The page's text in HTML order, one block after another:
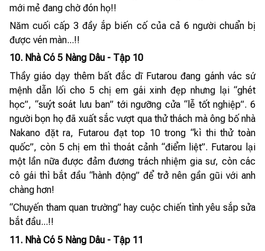
mới mẻ đang chờ đón họ!!
Năm cuối cấp 3 đầy ắp biến cố của cả 6 người chuẩn bị
được vén màn...!!
10. Nhà Có 5 Nàng Dâu - Tập 10
Thầy giáo dạy thêm bất đắc dĩ Futarou đang gánh vác sứ
mệnh dẫn lối cho 5 chị em gái xinh đẹp nhưng lại “ghét
học”, “suýt soát lưu ban” tới ngưỡng cửa “lễ tốt nghiệp”. 6
người bọn họ đã xuất sắc vượt qua thử thách mà ông bố nhà
Nakano đặt ra, Futarou đạt top 10 trong “kì thi thử toàn
quốc”, còn 5 chị em thì thoát cảnh “điểm liệt”. Futarou lại
một lần nữa được đảm đương trách nhiệm gia sư, còn các
cô gái thì bắt đầu “hành động” để trở nên gần gũi với anh
chàng hơn!
“Chuyến tham quan trường” hay cuộc chiến tình yêu sắp sửa
bắt đầu...!!
11. Nhà Có 5 Nàng Dâu - Tập 11